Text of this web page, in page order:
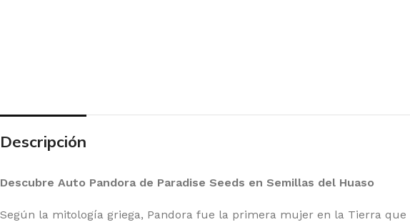
BUDDHA SEEDS
Descripción
Descubre Auto Pandora de Paradise Seeds en Semillas del Huaso
Según la mitología griega, Pandora fue la primera mujer en la Tierra